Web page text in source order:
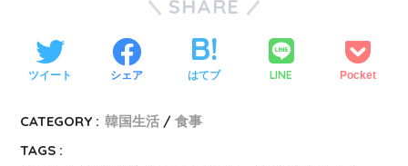
SHARE
ツイート シェア はてブ LINE Pocket
CATEGORY : 韓国生活
食事
TAGS :